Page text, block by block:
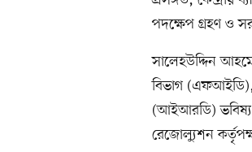
পদক্ষেপ গ্রহণ ও
সালেহউদ্দিন
বিভাগ (এফআইডি),
(আইআরডি)
রেজোল্যুশন